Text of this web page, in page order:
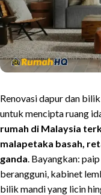
Renovasi dapur dan
untuk mencipta ruang
rumah di Malaysia
malapetaka basah,
ganda . Bayangkan:
berangguni, kabinet
bilik mandi yang licin